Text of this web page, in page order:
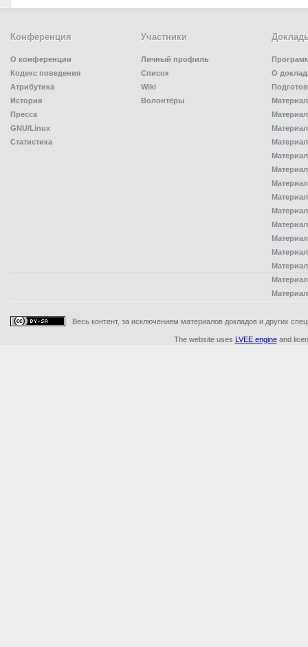
Конференция
О конференции
Кодекс поведения
Атрибутика
История
Пресса
GNU/Linux
Статистика
Участники
Личный профиль
Список
Wiki
Волонтёры
О
Весь контент, за исключением материалов докладов и других
The website uses LVEE engineand